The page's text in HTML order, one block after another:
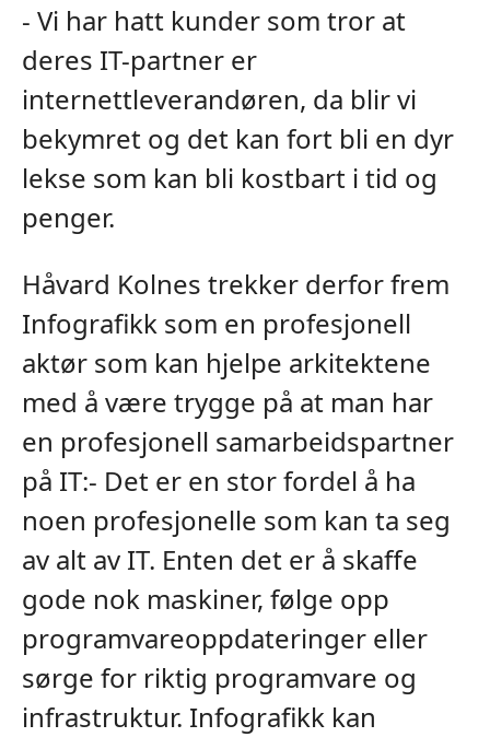
- Vi har hatt kunder som tror at
deres IT-partner er
internettleverandøren, da blir vi
bekymret og det kan fort bli en dyr
lekse som kan bli kostbart i tid og
penger.
Håvard Kolnes trekker derfor frem
Infografikk som en profesjonell
aktør som kan hjelpe arkitektene
med å være trygge på at man har
en profesjonell samarbeidspartner
på IT:- Det er en stor fordel å ha
noen profesjonelle som kan ta seg
av alt av IT. Enten det er å skaffe
gode nok maskiner, følge opp
programvareoppdateringer eller
sørge for riktig programvare og
infrastruktur. Infografikk kan